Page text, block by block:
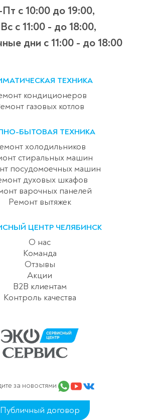
с 10:00 до 19:00,
с 11:00 - до 18:00,
дни с 11:00 - до 18:00
ТЕХНИКА
кондиционеров
газовых котлов
БЫТОВАЯ ТЕХНИКА
холодильников
стиральных машин
посудомоечных машин
духовых шкафов
варочных панелей
Ремонт вытяжек
ЦЕНТР ЧЕЛЯБИНСК
О нас
Команда
Отзывы
Акции
B2B клиентам
Контроль качества
за новостями
Публичный договор